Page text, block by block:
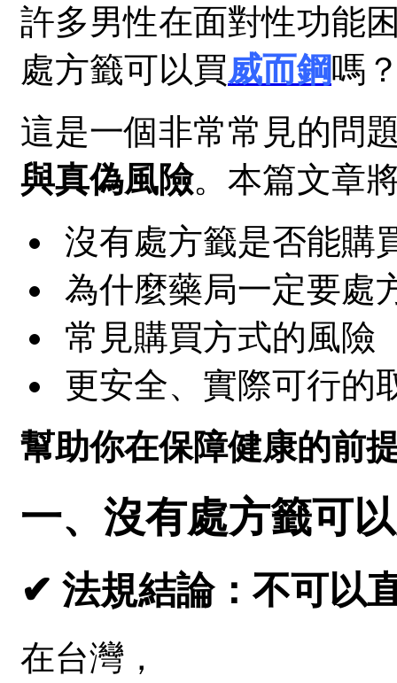
許多男性在面對性功能
處方籤可以買威而鋼嗎
這是一個非常常見的問
與真偽風險。本篇文章
沒有處方籤是否能購
為什麼藥局一定要處
常見購買方式的風險
更安全、實際可行的
幫助你在保障健康的前
一、沒有處方籤可
✔ 法規結論：不可以
在台灣，